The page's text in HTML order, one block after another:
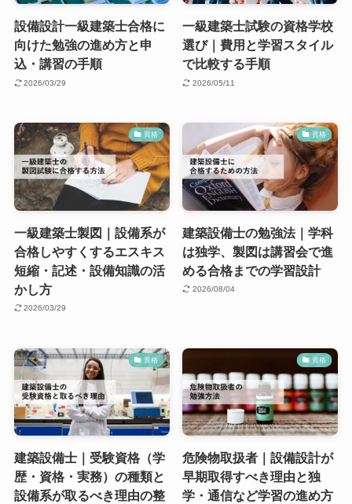
設備設計一級建築士合格に
向けた勉強の進め方と申
込・講習の手順
2026/03/29
一級建築士試験の資格学校
選び｜費用と学習スタイル
で比較する手順
2026/05/11
資格
一級建築士製図｜設備系が
合格しやすくするエスキス
短縮・記述・設備知識の活
かし方
2026/03/29
資格
建築設備士の勉強法｜学科
は独学、製図は講習会で進
める合格までの学習設計
2026/08/04
資格
建築設備士｜受験資格（学
歴・資格・実務）の種類と
設備系が取るべき理由の整
資格
危険物取扱者｜設備設計が
早期取得すべき理由と独
学・通信など学習の進め方